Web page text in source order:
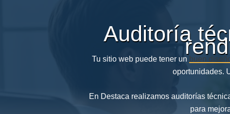
Auditoría
Tu sitio web puede tener un buen
oportunidades.
En Destaca realizamos auditorías
para